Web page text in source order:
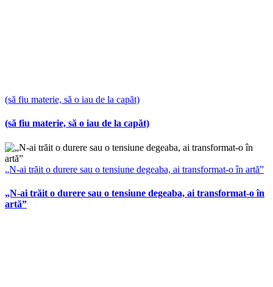
(să fiu materie, să o iau de la capăt)
(să fiu materie, să o iau de la capăt)
„N-ai trăit o durere sau o tensiune degeaba, ai transformat-o în artă”
„N-ai trăit o durere sau o tensiune degeaba, ai transformat-o în
artă”